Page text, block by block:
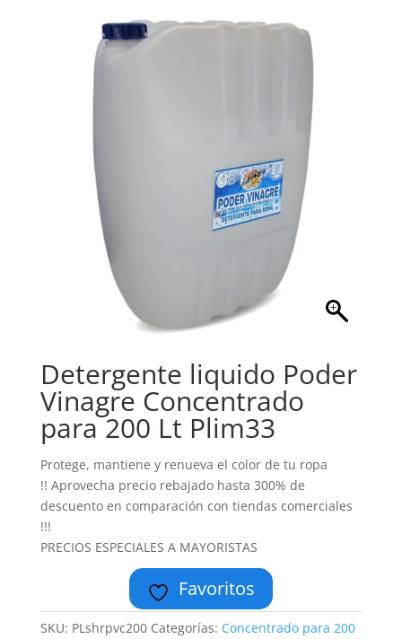
Detergente liquido Poder
Vinagre Concentrado
para 200 Lt Plim33
Protege, mantiene y renueva el color de tu ropa
!! Aprovecha precio rebajado hasta 300% de
descuento en comparación con tiendas comerciales
!!!
PRECIOS ESPECIALES A MAYORISTAS
Favoritos
SKU: PLshrpvc200 Categorías: Concentrado para 200